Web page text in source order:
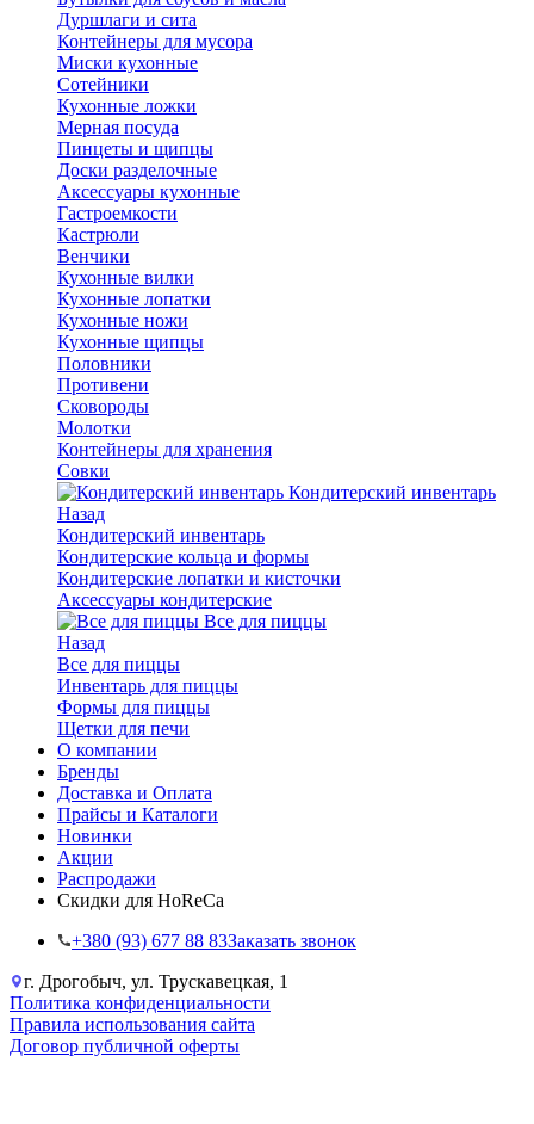
Дуршлаги и сита
Контейнеры для мусора
Миски кухонные
Сотейники
Кухонные ложки
Мерная посуда
Пинцеты и щипцы
Доски разделочные
Аксессуары кухонные
Гастроемкости
Кастрюли
Венчики
Кухонные вилки
Кухонные лопатки
Кухонные ножи
Кухонные щипцы
Половники
Противени
Сковороды
Молотки
Контейнеры для хранения
Совки
Кондитерский инвентарь
Назад
Кондитерский инвентарь
Кондитерские кольца и формы
Кондитерские лопатки и кисточки
Аксессуары кондитерские
Все для пиццы
Назад
Все для пиццы
Инвентарь для пиццы
Формы для пиццы
Щетки для печи
О компании
Бренды
Доставка и Оплата
Прайсы и Каталоги
Новинки
Акции
Распродажи
Скидки для HoReCa
+38‎0 (93) 677 88 83Заказать звонок
г. Дрогобыч, ул. Трускавецкая, 1
Политика конфиденциальности
Правила использования сайта
Договор публичной оферты